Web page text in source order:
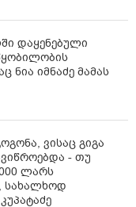
დაყენებული
ნია იმნაძე მამას
ვისაც გიგა
- თუ
ლარს
სახალხოდ